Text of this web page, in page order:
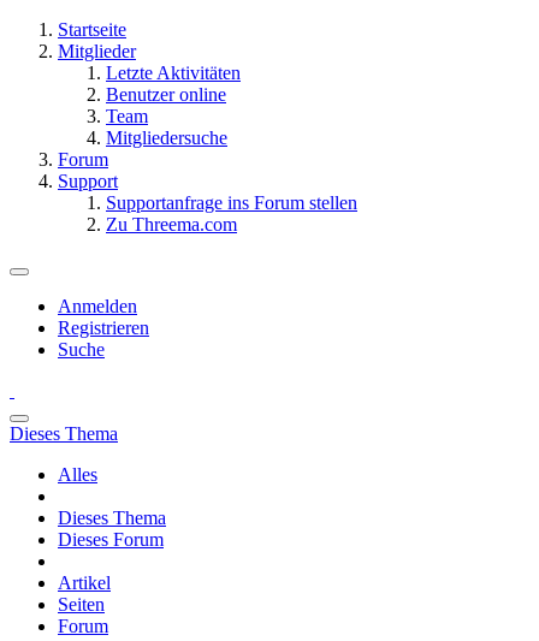
Startseite
Mitglieder
Letzte Aktivitäten
Benutzer online
Team
Mitgliedersuche
Forum
Support
Supportanfrage ins Forum stellen
Zu Threema.com
Anmelden
Registrieren
Suche
Dieses Thema
Alles
Dieses Thema
Dieses Forum
Artikel
Seiten
Forum